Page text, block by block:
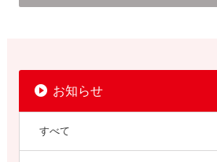
お知らせ
すべて